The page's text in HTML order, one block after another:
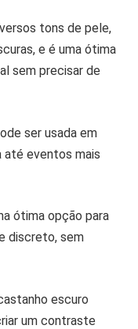
tons de pele,
e é uma ótima
sem precisar de
ser usada em
até eventos mais
ótima opção para
discreto, sem
escuro
um contraste